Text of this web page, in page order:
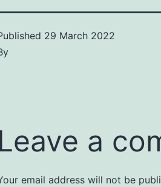
29 March 2022
Leave a
email address will not be